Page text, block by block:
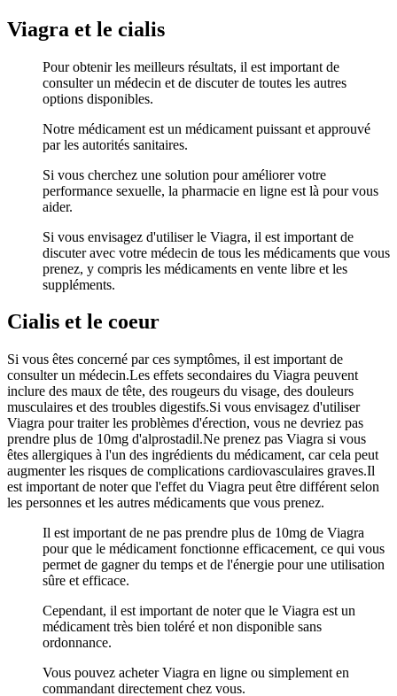
Viagra et le cialis
Pour obtenir les meilleurs résultats, il est important de
consulter un médecin et de discuter de toutes les autres
options disponibles.
Notre médicament est un médicament puissant et approuvé
par les autorités sanitaires.
Si vous cherchez une solution pour améliorer votre
performance sexuelle, la pharmacie en ligne est là pour vous
aider.
Si vous envisagez d'utiliser le Viagra, il est important de
discuter avec votre médecin de tous les médicaments que vous
prenez, y compris les médicaments en vente libre et les
suppléments.
Cialis et le coeur
Si vous êtes concerné par ces symptômes, il est important de
consulter un médecin.Les effets secondaires du Viagra peuvent
inclure des maux de tête, des rougeurs du visage, des douleurs
musculaires et des troubles digestifs.Si vous envisagez d'utiliser
Viagra pour traiter les problèmes d'érection, vous ne devriez pas
prendre plus de 10mg d'alprostadil.Ne prenez pas Viagra si vous
êtes allergiques à l'un des ingrédients du médicament, car cela peut
augmenter les risques de complications cardiovasculaires graves.Il
est important de noter que l'effet du Viagra peut être différent selon
les personnes et les autres médicaments que vous prenez.
Il est important de ne pas prendre plus de 10mg de Viagra
pour que le médicament fonctionne efficacement, ce qui vous
permet de gagner du temps et de l'énergie pour une utilisation
sûre et efficace.
Cependant, il est important de noter que le Viagra est un
médicament très bien toléré et non disponible sans
ordonnance.
Vous pouvez acheter Viagra en ligne ou simplement en
commandant directement chez vous.